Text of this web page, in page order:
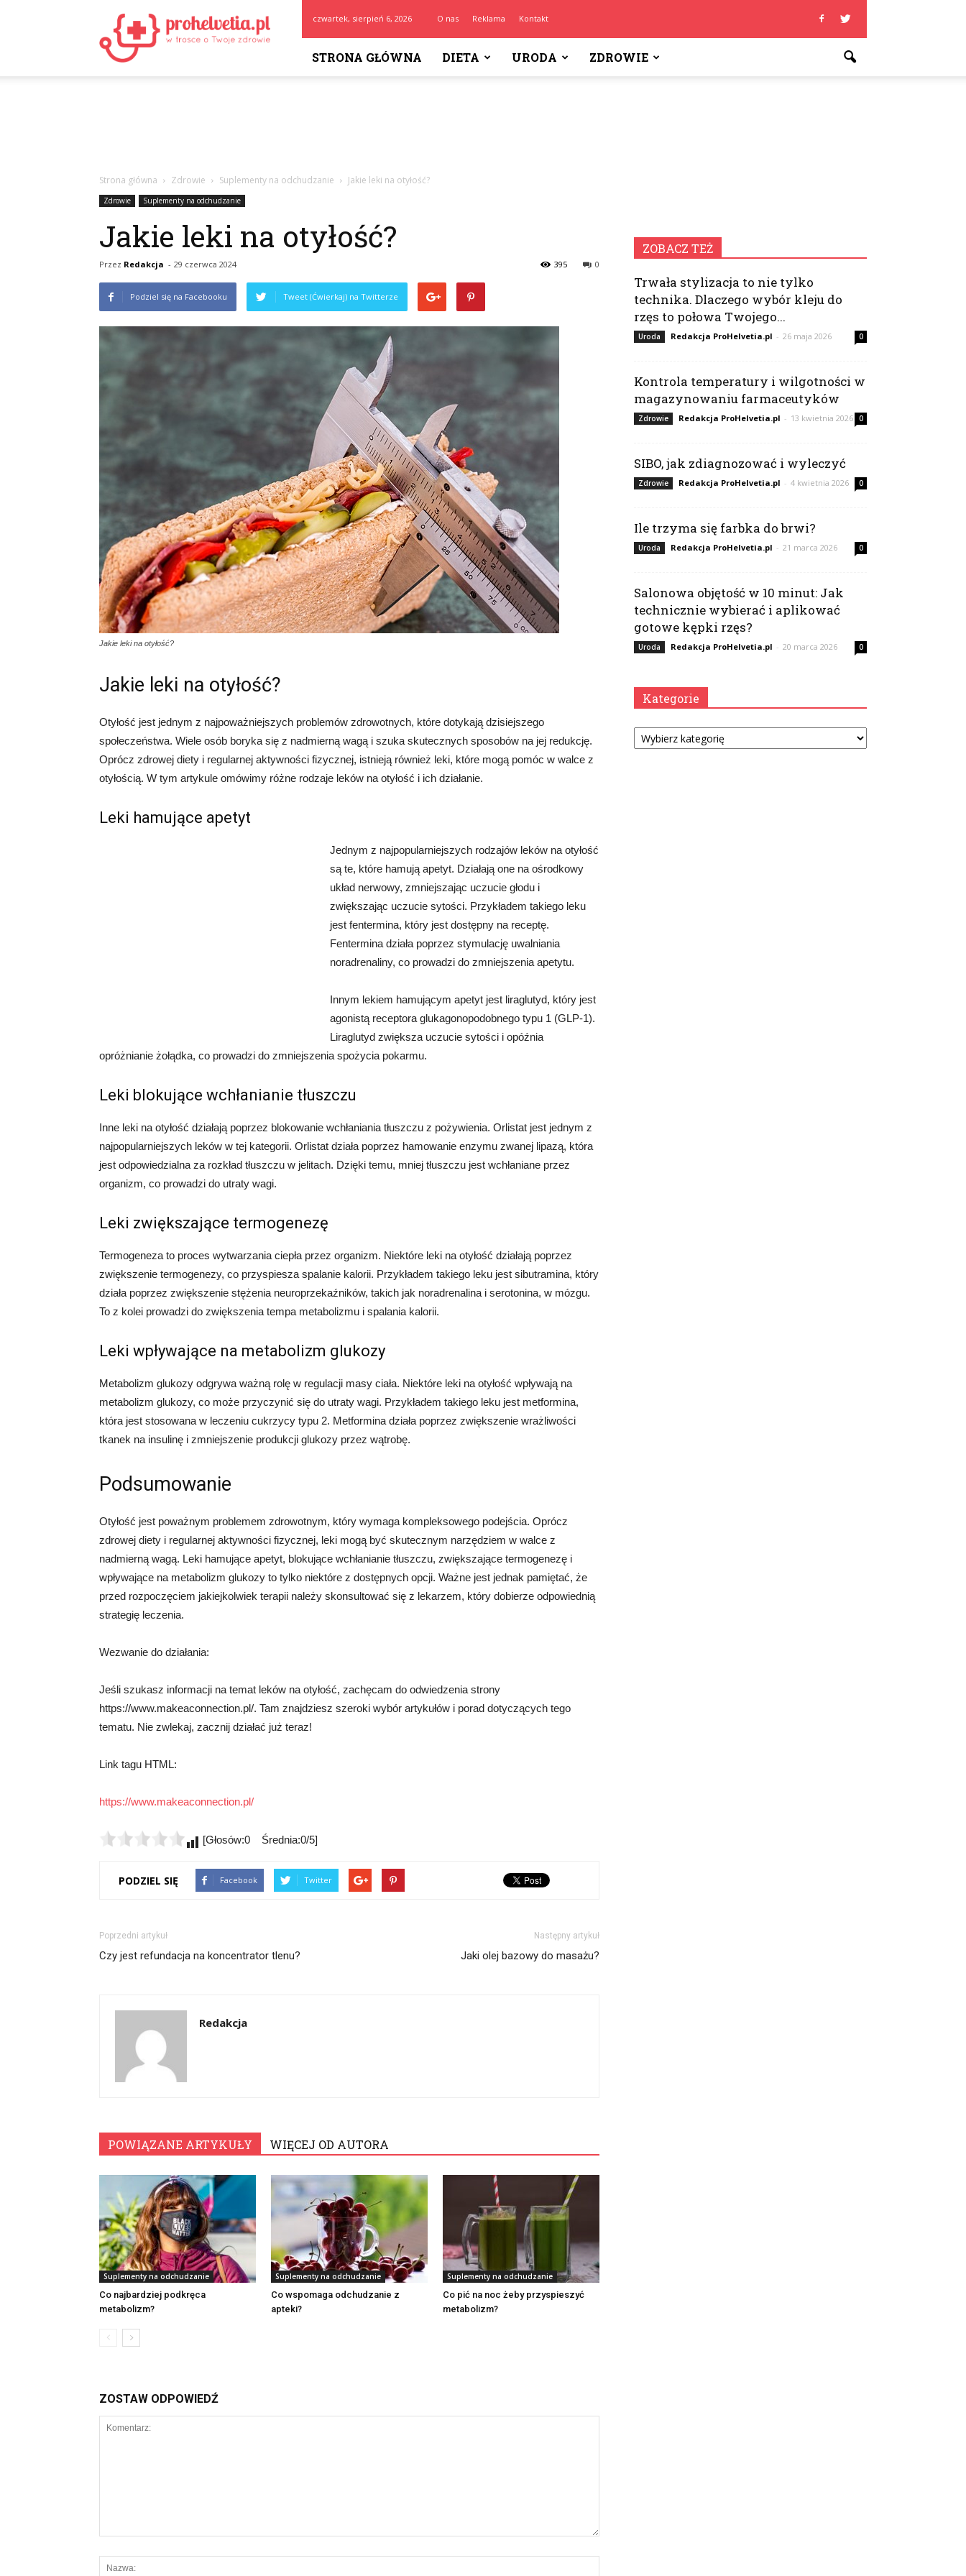
czwartek, sierpień 6, 2026 O nas Reklama Kontakt
STRONA GŁÓWNA DIETA URODA ZDROWIE
Strona główna Zdrowie Suplementy na odchudzanie Jakie leki na otyłość?
Zdrowie Suplementy na odchudzanie
Jakie leki na otyłość?
Przez Redakcja - 29 czerwca 2024 0
395
Podziel się na Facebooku Tweet (Ćwierkaj) na Twitterze
Jakie leki na otyłość?
Jakie leki na otyłość?
Otyłość jest jednym z najpoważniejszych problemów zdrowotnych, które dotykają dzisiejszego
społeczeństwa. Wiele osób boryka się z nadmierną wagą i szuka skutecznych sposobów na jej redukcję.
Oprócz zdrowej diety i regularnej aktywności fizycznej, istnieją również leki, które mogą pomóc w walce z
otyłością. W tym artykule omówimy różne rodzaje leków na otyłość i ich działanie.
Leki hamujące apetyt
Jednym z najpopularniejszych rodzajów leków na otyłość
są te, które hamują apetyt. Działają one na ośrodkowy
układ nerwowy, zmniejszając uczucie głodu i
zwiększając uczucie sytości. Przykładem takiego leku
jest fentermina, który jest dostępny na receptę.
Fentermina działa poprzez stymulację uwalniania
noradrenaliny, co prowadzi do zmniejszenia apetytu.
Innym lekiem hamującym apetyt jest liraglutyd, który jest
agonistą receptora glukagonopodobnego typu 1 (GLP-1).
Liraglutyd zwiększa uczucie sytości i opóźnia
opróżnianie żołądka, co prowadzi do zmniejszenia spożycia pokarmu.
Leki blokujące wchłanianie tłuszczu
Inne leki na otyłość działają poprzez blokowanie wchłaniania tłuszczu z pożywienia. Orlistat jest jednym z
najpopularniejszych leków w tej kategorii. Orlistat działa poprzez hamowanie enzymu zwanej lipazą, która
jest odpowiedzialna za rozkład tłuszczu w jelitach. Dzięki temu, mniej tłuszczu jest wchłaniane przez
organizm, co prowadzi do utraty wagi.
Leki zwiększające termogenezę
Termogeneza to proces wytwarzania ciepła przez organizm. Niektóre leki na otyłość działają poprzez
zwiększenie termogenezy, co przyspiesza spalanie kalorii. Przykładem takiego leku jest sibutramina, który
działa poprzez zwiększenie stężenia neuroprzekaźników, takich jak noradrenalina i serotonina, w mózgu.
To z kolei prowadzi do zwiększenia tempa metabolizmu i spalania kalorii.
Leki wpływające na metabolizm glukozy
Metabolizm glukozy odgrywa ważną rolę w regulacji masy ciała. Niektóre leki na otyłość wpływają na
metabolizm glukozy, co może przyczynić się do utraty wagi. Przykładem takiego leku jest metformina,
która jest stosowana w leczeniu cukrzycy typu 2. Metformina działa poprzez zwiększenie wrażliwości
tkanek na insulinę i zmniejszenie produkcji glukozy przez wątrobę.
Podsumowanie
Otyłość jest poważnym problemem zdrowotnym, który wymaga kompleksowego podejścia. Oprócz
zdrowej diety i regularnej aktywności fizycznej, leki mogą być skutecznym narzędziem w walce z
nadmierną wagą. Leki hamujące apetyt, blokujące wchłanianie tłuszczu, zwiększające termogenezę i
wpływające na metabolizm glukozy to tylko niektóre z dostępnych opcji. Ważne jest jednak pamiętać, że
przed rozpoczęciem jakiejkolwiek terapii należy skonsultować się z lekarzem, który dobierze odpowiednią
strategię leczenia.
Wezwanie do działania:
Jeśli szukasz informacji na temat leków na otyłość, zachęcam do odwiedzenia strony
https://www.makeaconnection.pl/. Tam znajdziesz szeroki wybór artykułów i porad dotyczących tego
tematu. Nie zwlekaj, zacznij działać już teraz!
Link tagu HTML:
https://www.makeaconnection.pl/
[Głosów:0 Średnia:0/5]
PODZIEL SIĘ Facebook Twitter
Poprzedni artykuł
Czy jest refundacja na koncentrator tlenu?
Następny artykuł
Jaki olej bazowy do masażu?
Redakcja
POWIĄZANE ARTYKUŁY WIĘCEJ OD AUTORA
Suplementy na odchudzanie
Co najbardziej podkręca
metabolizm?
Suplementy na odchudzanie
Co wspomaga odchudzanie z
apteki?
Suplementy na odchudzanie
Co pić na noc żeby przyspieszyć
metabolizm?
ZOSTAW ODPOWIEDŹ
ZOBACZ TEŻ
Trwała stylizacja to nie tylko
technika. Dlaczego wybór kleju do
rzęs to połowa Twojego...
Uroda Redakcja ProHelvetia.pl - 26 maja 2026 0
Kontrola temperatury i wilgotności w
magazynowaniu farmaceutyków
Zdrowie Redakcja ProHelvetia.pl - 13 kwietnia 2026 0
SIBO, jak zdiagnozować i wyleczyć
Zdrowie Redakcja ProHelvetia.pl - 4 kwietnia 2026 0
Ile trzyma się farbka do brwi?
Uroda Redakcja ProHelvetia.pl - 21 marca 2026 0
Salonowa objętość w 10 minut: Jak
technicznie wybierać i aplikować
gotowe kępki rzęs?
Uroda Redakcja ProHelvetia.pl - 20 marca 2026 0
Kategorie
Kategorie